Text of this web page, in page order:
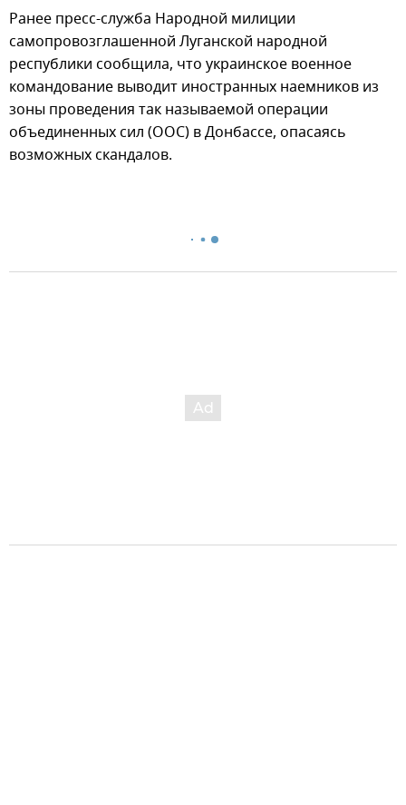
Ранее пресс-служба Народной милиции
самопровозглашенной Луганской народной
республики сообщила, что украинское военное
командование выводит иностранных наемников из
зоны проведения так называемой операции
объединенных сил (ООС) в Донбассе, опасаясь
возможных скандалов.